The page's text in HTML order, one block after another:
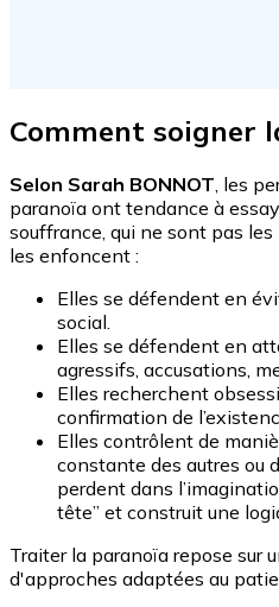
Comment soigner
Selon Sarah BONNOT , les
paranoïa ont tendance à
souffrance, qui ne sont pas
les enfoncent :
Elles se défendent en
social.
Elles se défendent en
agressifs, accusations,
Elles recherchent
confirmation de
Elles contrôlent de
constante des autres ou
perdent dans
tête” et construit une
Traiter la paranoïa repose sur
d'approches adaptées au